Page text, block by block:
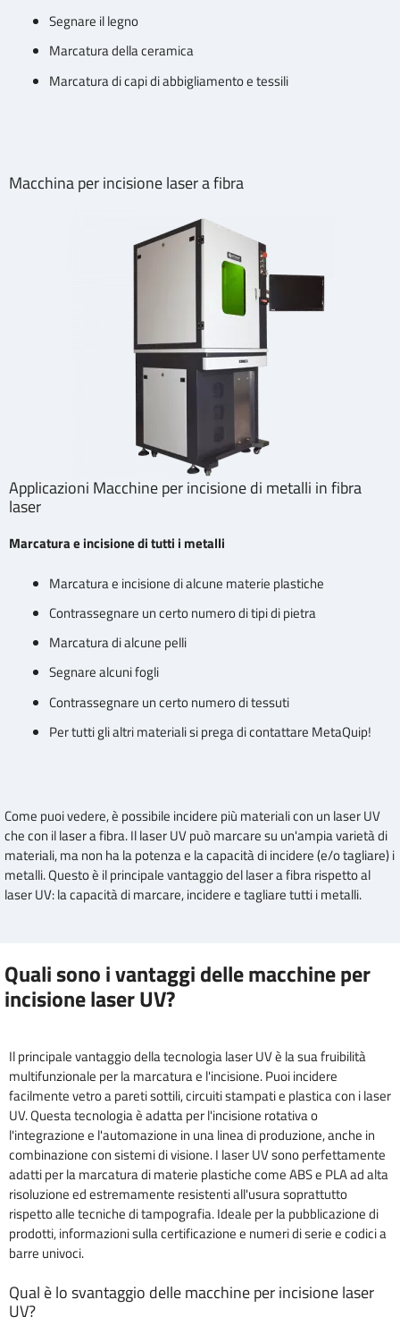
Segnare il legno
Marcatura della ceramica
Marcatura di capi di abbigliamento e tessili
Macchina per incisione laser a fibra
Applicazioni Macchine per incisione di metalli in fibra
laser
Marcatura e incisione di tutti i metalli
Marcatura e incisione di alcune materie plastiche
Contrassegnare un certo numero di tipi di pietra
Marcatura di alcune pelli
Segnare alcuni fogli
Contrassegnare un certo numero di tessuti
Per tutti gli altri materiali si prega di contattare MetaQuip!
Come puoi vedere, è possibile incidere più materiali con un laser UV
che con il laser a fibra. Il laser UV può marcare su un'ampia varietà di
materiali, ma non ha la potenza e la capacità di incidere (e/o tagliare) i
metalli. Questo è il principale vantaggio del laser a fibra rispetto al
laser UV: la capacità di marcare, incidere e tagliare tutti i metalli.
Quali sono i vantaggi delle macchine per
incisione laser UV?
Il principale vantaggio della tecnologia laser UV è la sua fruibilità
multifunzionale per la marcatura e l'incisione. Puoi incidere
facilmente vetro a pareti sottili, circuiti stampati e plastica con i laser
UV. Questa tecnologia è adatta per l'incisione rotativa o
l'integrazione e l'automazione in una linea di produzione, anche in
combinazione con sistemi di visione. I laser UV sono perfettamente
adatti per la marcatura di materie plastiche come ABS e PLA ad alta
risoluzione ed estremamente resistenti all'usura soprattutto
rispetto alle tecniche di tampografia. Ideale per la pubblicazione di
prodotti, informazioni sulla certificazione e numeri di serie e codici a
barre univoci.
Qual è lo svantaggio delle macchine per incisione laser
UV?